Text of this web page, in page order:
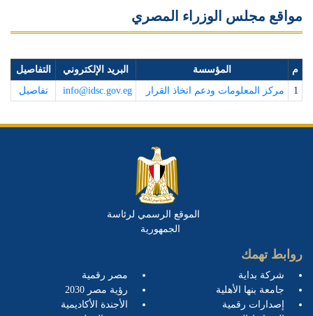
مواقع مجلس الوزراء المصري
م المؤسسة البريد الإلكتروني
التفاصيل
1
مركز المعلومات ودعم اتخاذ القرار info@idsc.gov.eg تفاصيل
الموقع الرسمي لرئاسة
الجمهورية
روابط تهمك
شركة بداية
جامعة بنها الأهلية
إصدارات رقمية
مصر رقمية
رؤية مصر 2030
الأجندة الأكاديمية